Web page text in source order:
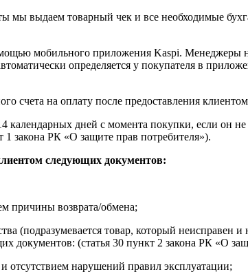
мы выдаем товарный чек и все необходимые
мобильного приложения Kaspi. Менеджеры
определяется у покупателя в
счета на оплату после предоставления
календарных дней с момента покупки, если он
1 закона РК «О защите прав потребителя»).
следующих документов:
причины возврата/обмена;
(подразумевается товар, который неисправен
документов: (статья 30 пункт 2 закона РК «О
отсутствием нарушений правил эксплуатации;